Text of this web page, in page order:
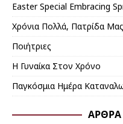
Εaster Special Embracing
Χρόνια Πολλά, Πατρίδα Μας
Ποιήτριες
Η Γυναίκα Στον Χρόνο
Παγκόσμια Ημέρα
ΆΡΘΡΑ